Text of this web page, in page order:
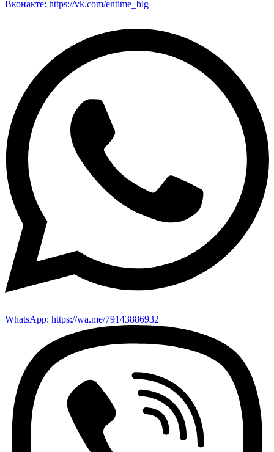
Вконакте: https://vk.com/entime_blg
WhatsApp: https://wa.me/79143886932